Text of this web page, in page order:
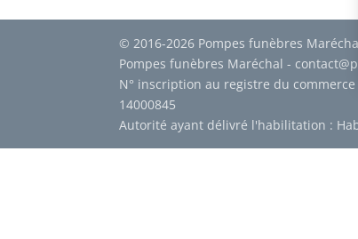
© 2016-2026 Pompes funèbres
Pompes funèbres Maréchal -
N° inscription au registre du commerce
14000845
Autorité ayant délivré l'habilitation :